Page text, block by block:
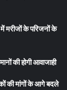
मरीजों के परिजनों के
की होगी आवाजाही
की मांगों के आगे बदले